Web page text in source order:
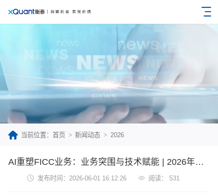
当前位置：首页 新闻动态 2026
AI重塑FICC业务：业务突围与技术赋能 | 2026年衡泰技术金融数智创新峰会
发布时间：2026-06-01 16:12:26 阅读： 531